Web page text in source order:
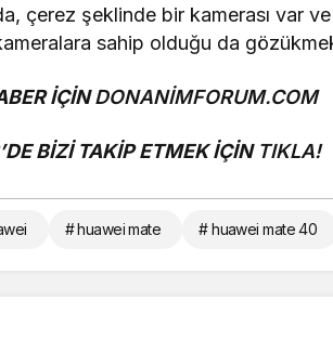
, çerez şeklinde bir kamerası var
sahip olduğu da
İÇİNDONANİMFORUM.COM
BİZİ TAKİP ETMEK İÇİN TIKLA!
# huawei mate # huawei mate 40